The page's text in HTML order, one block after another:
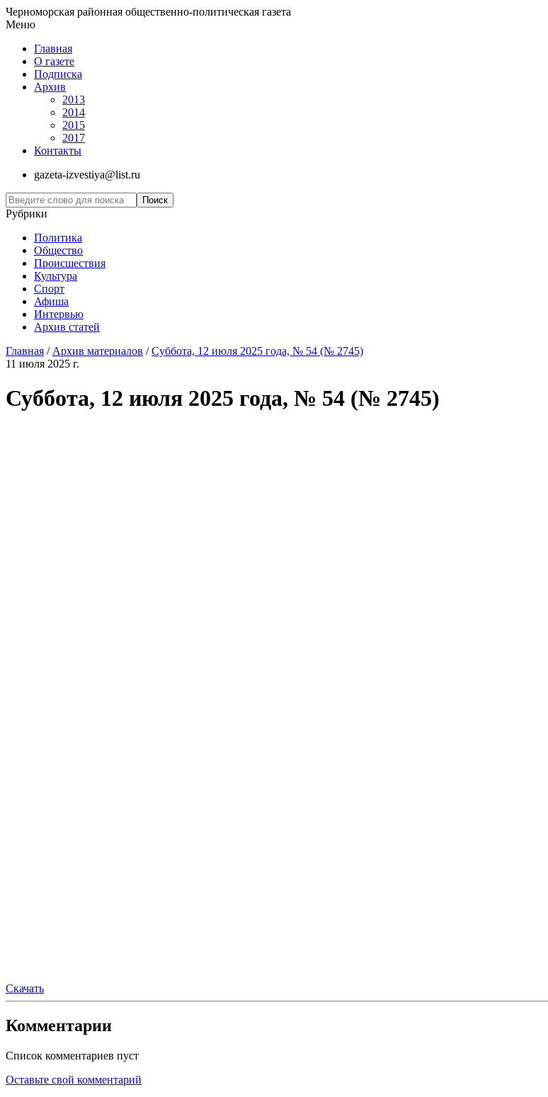
Черноморская районная общественно-политическая газета
Меню
Главная
О газете
Подписка
Архив
2013
2014
2015
2017
Контакты
gazeta-izvestiya@list.ru
Рубрики
Политика
Общество
Проиcшествия
Культура
Спорт
Афиша
Интервью
Архив статей
Главная / Архив материалов /Суббота, 12 июля 2025 года, № 54 (№ 2745)
11 июля 2025 г.
Суббота, 12 июля 2025 года, № 54 (№ 2745)
Скачать
Комментарии
Список комментариев пуст
Оставьте свой комментарий